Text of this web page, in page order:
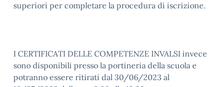
superiori per completare la procedura di iscrizione.
I CERTIFICATI DELLE COMPETENZE INVALSI invece
sono disponibili presso la portineria della scuola e
potranno essere ritirati dal 30/06/2023 al